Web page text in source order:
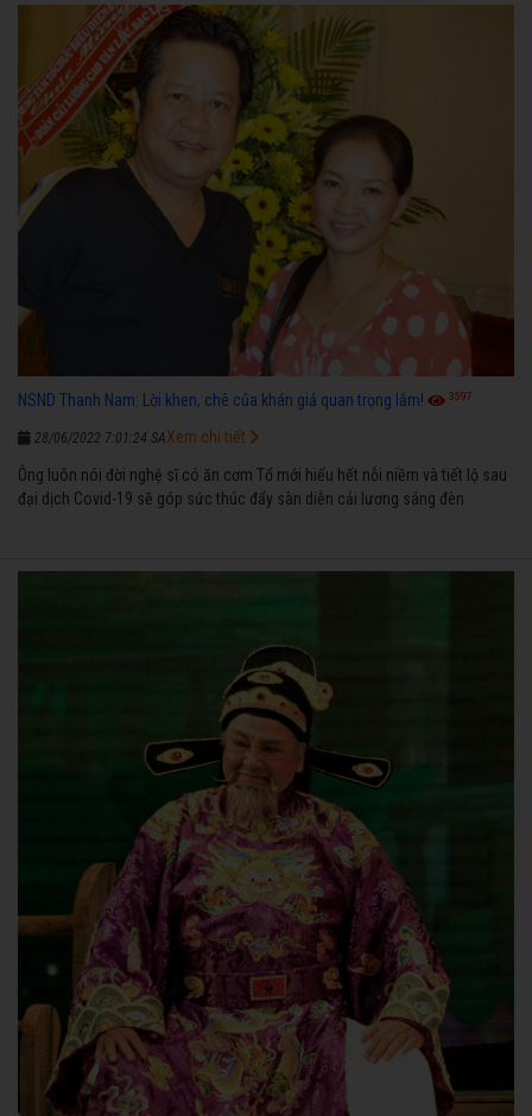
NSND Thanh Nam: Lời khen, chê của khán giả quan trọng lắm! 3597
28/06/2022 7:01:24 SA
Ông luôn nói đời nghệ sĩ có ăn cơm Tổ mới hiểu hết nỗi niềm và tiết lộ sau
đại dịch Covid-19 sẽ góp sức thúc đẩy sàn diễn cải lương sáng đèn
Xem chi tiết